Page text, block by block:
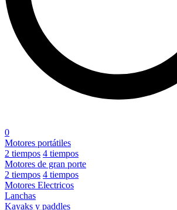
0
Motores portátiles
2 tiempos 4 tiempos
Motores de gran porte
2 tiempos 4 tiempos
Motores Electricos
Lanchas
Kayaks y paddles